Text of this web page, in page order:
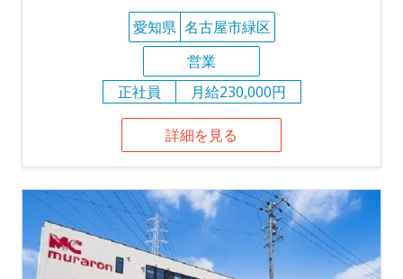
愛知県 名古屋市緑区
営業
正社員
月給230,000円
詳細を見る